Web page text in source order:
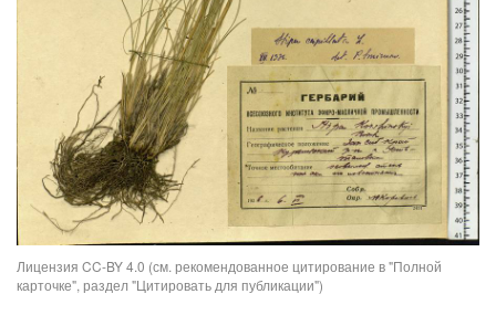
Лицензия CC-BY 4.0 (см. рекомендованное цитирование в "Полной
карточке", раздел "Цитировать для публикации")